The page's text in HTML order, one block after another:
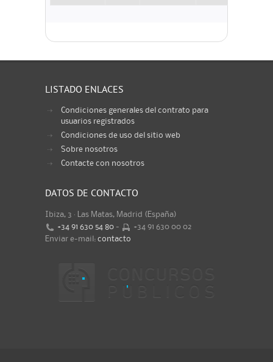
LISTADO ENLACES
Condiciones generales del contrato para
usuarios registrados
Condiciones de uso del sitio web
Sobre nosotros
Contacte con nosotros
DATOS DE CONTACTO
Ibiza, 3 · Las Matas, Madrid (España)
+34 91 630 54 80 -
+34 91 630 00 02
Enviar e-mail: contacto